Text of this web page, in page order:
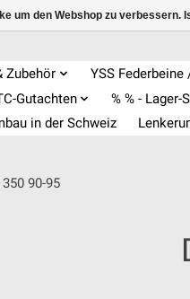
Zubehör YSS
Gutachten
% % - Lager-
in der Schweiz
350 90-95
um den Webshop zu verbessern.